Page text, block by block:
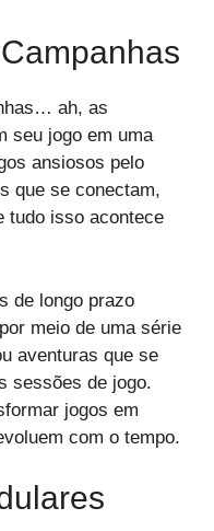
ah, as
seu jogo em uma
ansiosos pelo
que se conectam,
tudo isso acontece
de longo prazo
meio de uma série
aventuras que se
sessões de jogo.
jogos em
com o tempo.